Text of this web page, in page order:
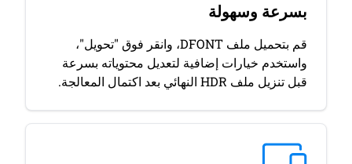
بسرعة وسهولة
قم بتحميل ملف DFONT، وانقر فوق "تحويل"،
واستخدم خيارات إضافية لتعديل محتوياته بسرعة
قبل تنزيل ملف HDR النهائي بعد اكتمال المعالجة.